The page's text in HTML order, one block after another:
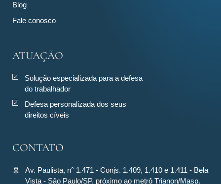
Blog
Fale conosco
ATUAÇÃO
Solução especializada para a defesa
do trabalhador
Defesa personalizada dos seus
direitos cíveis
CONTATO
Av. Paulista, n° 1.471 - Conjs. 1.409, 1.410 e 1.411 - Bela
Vista - São Paulo/SP, próximo ao metrô Trianon/Masp.